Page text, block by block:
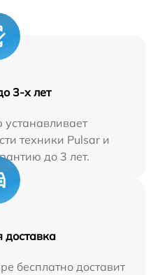
3-х лет
техники Pulsar и
до 3 лет.
доставка
бесплатно доставит